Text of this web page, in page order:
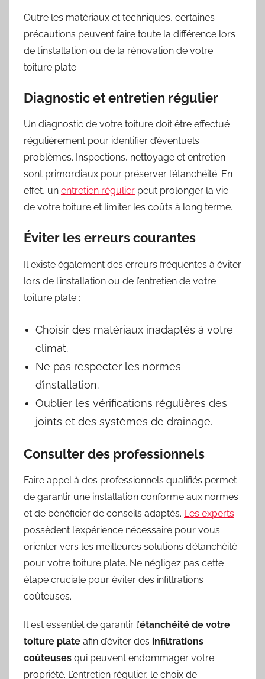
Outre les matériaux et techniques, certaines
précautions peuvent faire toute la différence lors
de l’installation ou de la rénovation de votre
toiture plate.
Diagnostic et entretien régulier
Un diagnostic de votre toiture doit être effectué
régulièrement pour identifier d’éventuels
problèmes. Inspections, nettoyage et entretien
sont primordiaux pour préserver l’étanchéité. En
effet, un entretien régulier peut prolonger la vie
de votre toiture et limiter les coûts à long terme.
Éviter les erreurs courantes
Il existe également des erreurs fréquentes à éviter
lors de l’installation ou de l’entretien de votre
toiture plate :
Choisir des matériaux inadaptés à votre
climat.
Ne pas respecter les normes
d’installation.
Oublier les vérifications régulières des
joints et des systèmes de drainage.
Consulter des professionnels
Faire appel à des professionnels qualifiés permet
de garantir une installation conforme aux normes
et de bénéficier de conseils adaptés. Les experts
possèdent l’expérience nécessaire pour vous
orienter vers les meilleures solutions d’étanchéité
pour votre toiture plate. Ne négligez pas cette
étape cruciale pour éviter des infiltrations
coûteuses.
Il est essentiel de garantir l’étanchéité de votre
toiture plate afin d’éviter des infiltrations
coûteuses qui peuvent endommager votre
propriété. L’entretien régulier, le choix de